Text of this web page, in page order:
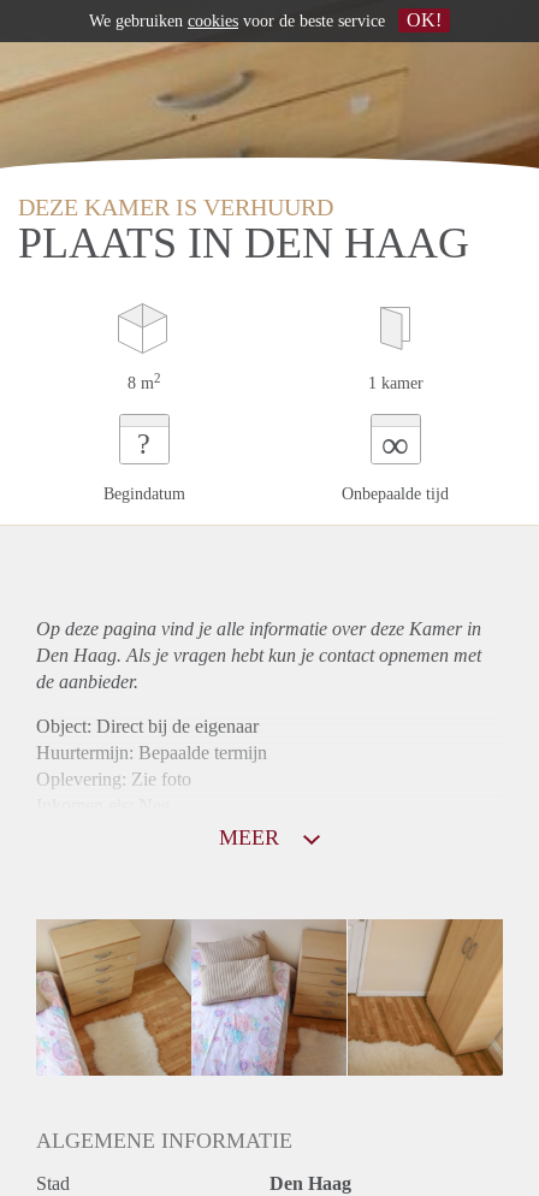
DEZE KAMER IS VERHUURD
PLAATS IN DEN HAAG
8 m2 1 kamer
?
Begindatum
∞
Onbepaalde tijd
Op deze pagina vind je alle informatie over deze Kamer in
Den Haag. Als je vragen hebt kun je contact opnemen met
de aanbieder.
Object: Direct bij de eigenaar
Huurtermijn: Bepaalde termijn
Oplevering: Zie foto
Gedeelde Douche: Ja
Gedeelde woonkamer: Ja
Huisgenoten: Ja
MEER
ALGEMENE INFORMATIE
Stad Den Haag
We gebruiken cookies voor de beste service OK!